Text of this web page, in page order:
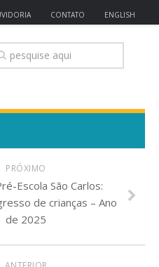
CONTATO ENGLISH
PRÓXIMO
Escola São Carlos:
de crianças – Ano
de 2025